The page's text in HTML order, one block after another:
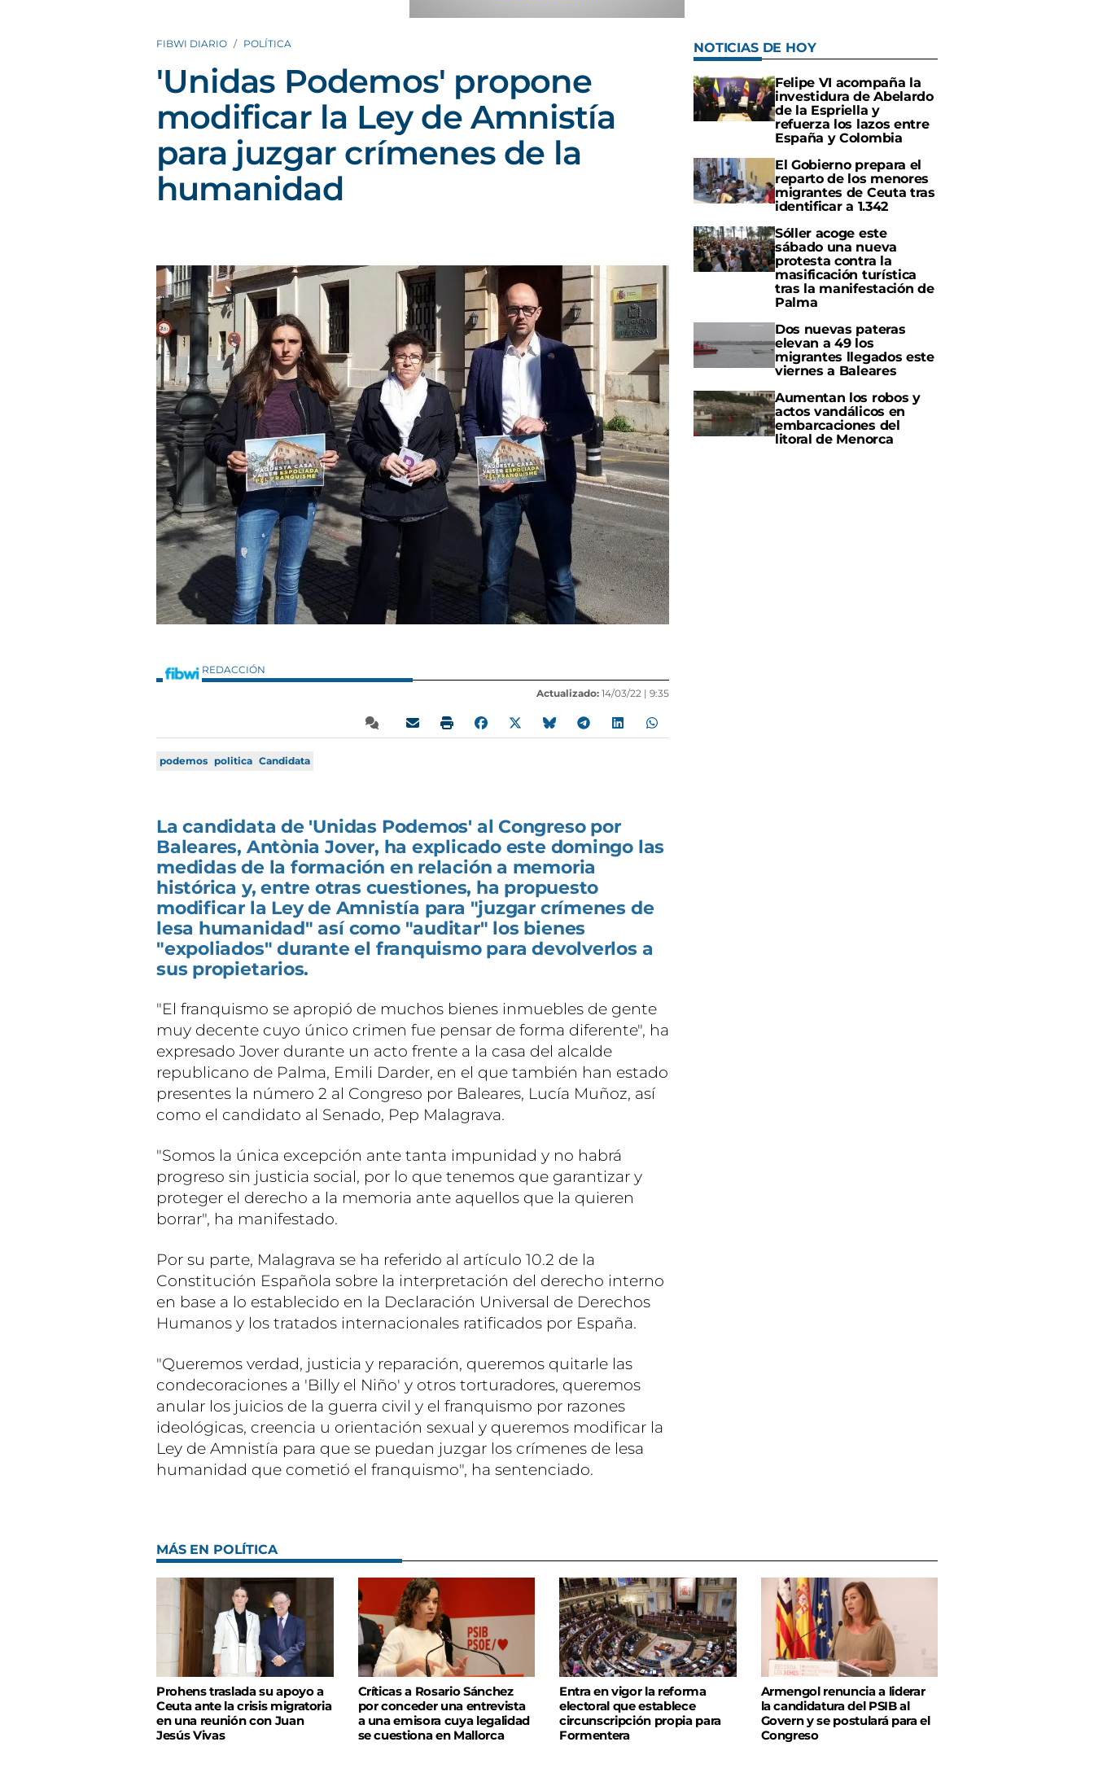
FIBWI DIARIO POLÍTICA
'Unidas Podemos' propone
modificar la Ley de Amnistía
para juzgar crímenes de la
humanidad
REDACCIÓN
Actualizado: 14/03/22 | 9:35
podemos politica Candidata
La candidata de 'Unidas Podemos' al Congreso por
Baleares, Antònia Jover, ha explicado este domingo las
medidas de la formación en relación a memoria
histórica y, entre otras cuestiones, ha propuesto
modificar la Ley de Amnistía para "juzgar crímenes de
lesa humanidad" así como "auditar" los bienes
"expoliados" durante el franquismo para devolverlos a
sus propietarios.
"El franquismo se apropió de muchos bienes inmuebles de gente
muy decente cuyo único crimen fue pensar de forma diferente", ha
expresado Jover durante un acto frente a la casa del alcalde
republicano de Palma, Emili Darder, en el que también han estado
presentes la número 2 al Congreso por Baleares, Lucía Muñoz, así
como el candidato al Senado, Pep Malagrava.
"Somos la única excepción ante tanta impunidad y no habrá
progreso sin justicia social, por lo que tenemos que garantizar y
proteger el derecho a la memoria ante aquellos que la quieren
borrar", ha manifestado.
Por su parte, Malagrava se ha referido al artículo 10.2 de la
Constitución Española sobre la interpretación del derecho interno
en base a lo establecido en la Declaración Universal de Derechos
Humanos y los tratados internacionales ratificados por España.
"Queremos verdad, justicia y reparación, queremos quitarle las
condecoraciones a 'Billy el Niño' y otros torturadores, queremos
anular los juicios de la guerra civil y el franquismo por razones
ideológicas, creencia u orientación sexual y queremos modificar la
Ley de Amnistía para que se puedan juzgar los crímenes de lesa
humanidad que cometió el franquismo", ha sentenciado.
NOTICIAS DE HOY
Felipe VI acompaña la
investidura de Abelardo
de la Espriella y
refuerza los lazos entre
España y Colombia
El Gobierno prepara el
reparto de los menores
migrantes de Ceuta tras
identificar a 1.342
Sóller acoge este
sábado una nueva
protesta contra la
masificación turística
tras la manifestación de
Palma
Dos nuevas pateras
elevan a 49 los
migrantes llegados este
viernes a Baleares
Aumentan los robos y
actos vandálicos en
embarcaciones del
litoral de Menorca
MÁS EN POLÍTICA
Prohens traslada su apoyo a
Ceuta ante la crisis migratoria
en una reunión con Juan
Jesús Vivas
Críticas a Rosario Sánchez
por conceder una entrevista
a una emisora cuya legalidad
se cuestiona en Mallorca
Entra en vigor la reforma
electoral que establece
circunscripción propia para
Formentera
Armengol renuncia a liderar
la candidatura del PSIB al
Govern y se postulará para el
Congreso